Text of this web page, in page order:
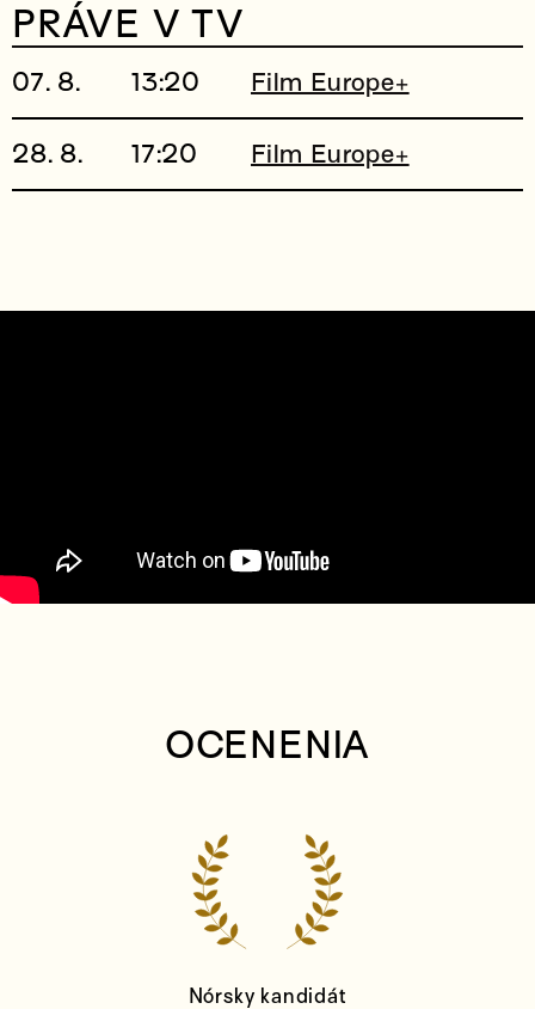
PRÁVE V TV
07. 8. 13:20 Film Europe+
28. 8. 17:20 Film Europe+
OCENENIA
Nórsky kandidát